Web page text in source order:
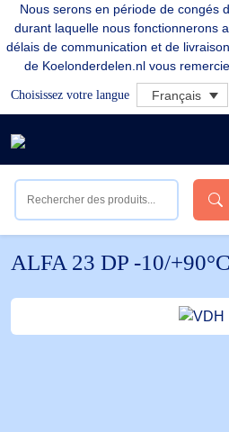
Nous serons en période de congés
durant laquelle nous fonctionnerons
délais de communication et de
de Koelonderdelen.nl vous
Choisissez votre langue Français
ALFA 23 DP -10/+90°C